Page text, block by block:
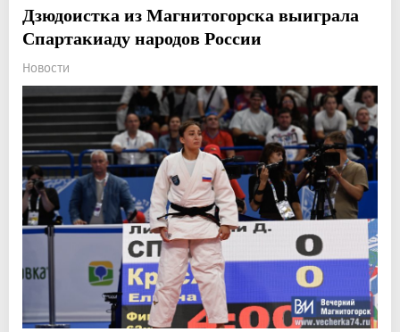
Дзюдоистка из Магнитогорска выиграла
Спартакиаду народов России
Новости